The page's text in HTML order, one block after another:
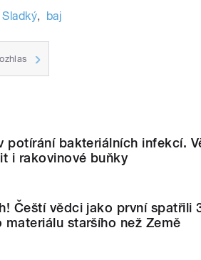
Sladký, baj
potírání bakteriálních infekcí.
i rakovinové buňky
Čeští vědci jako první spatřili
materiálu staršího než Země